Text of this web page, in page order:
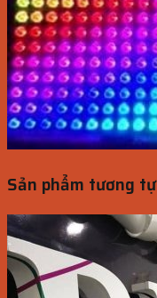
Sản phẩm tương tự